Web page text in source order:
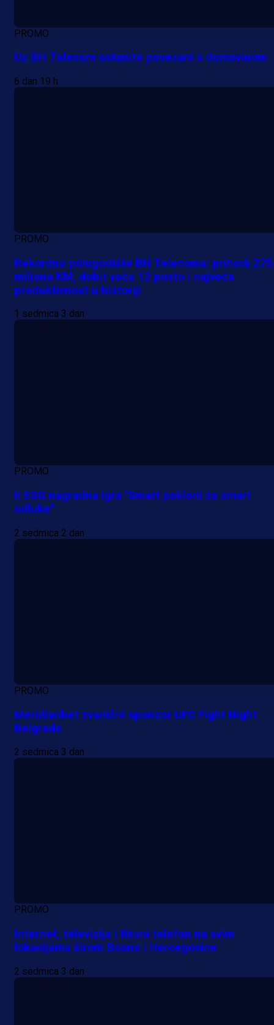
PROMO
Uz BH Telecom ostanite povezani s domovinom
6 dan 19 h
PROMO
Rekordno polugodište BH Telecoma: prihodi
miliona KM, dobit veća 12 posto i najveća
produktivnost u historiji
1 sedmica 3 dan
PROMO
II ESG nagradna igra "Smart pokloni za smart
odluke"
2 sedmica 2 dan
PROMO
Meridianbet zvanični sponzor UFC Fight Night
Belgrade
2 sedmica 3 dan
PROMO
Internet, televizija i fiksni telefon na svim
lokacijama širom Bosne i Hercegovine
2 sedmica 3 dan